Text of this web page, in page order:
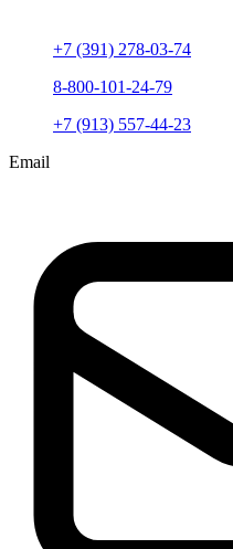
+7 (391) 278-03-74
8-800-101-24-79
+7 (913) 557-44-23
Email